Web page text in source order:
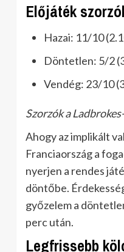
Előjáték
Hazai: 11/10
Döntetlen: 5/2
Vendég: 23/10
Szorzók a
Ahogy az implikált
Franciaország a
nyerjen a rendes
döntőbe.
győzelem a
perc után.
Legfrissebb